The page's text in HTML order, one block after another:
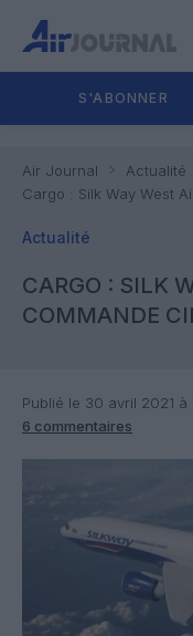
S'ABONNER
Air Journal
Actualité
Cargo : Silk Way West
Actualité
CARGO : SILK
COMMANDE
Publié le 30 avril 2021 à
6 commentaires